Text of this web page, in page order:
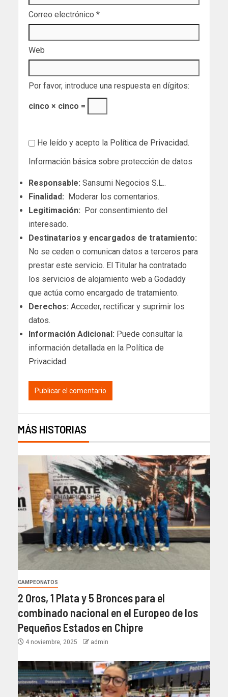
Correo electrónico *
Web
Por favor, introduce una respuesta en dígitos:
cinco × cinco =
He leído y acepto la Política de Privacidad.
Información básica sobre protección de datos
Responsable: Sansumi Negocios S.L..
Finalidad: Moderar los comentarios.
Legitimación: Por consentimiento del
interesado.
Destinatarios y encargados de tratamiento:
No se ceden o comunican datos a terceros para
prestar este servicio. El Titular ha contratado
los servicios de alojamiento web a Godaddy
que actúa como encargado de tratamiento.
Derechos: Acceder, rectificar y suprimir los
datos.
Información Adicional: Puede consultar la
información detallada en la Política de
Privacidad.
MÁS HISTORIAS
CAMPEONATOS
2 Oros, 1 Plata y 5 Bronces para el
combinado nacional en el Europeo de los
Pequeños Estados en Chipre
4 noviembre, 2025 admin